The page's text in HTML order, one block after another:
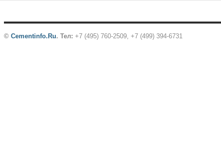
© Cementinfo.Ru. Тел: +7 (495) 760-2509, +7 (499) 394-6731